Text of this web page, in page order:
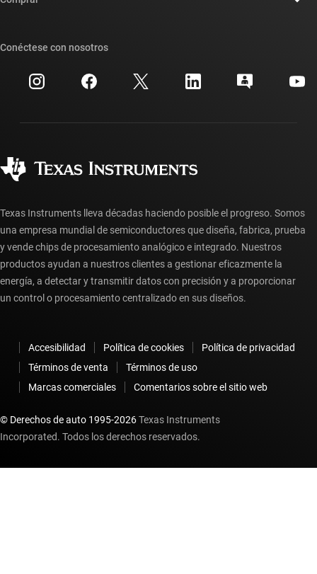
Relaciones con los inversionistas
Fabricación
Búsqueda de referencias cruzadas
Centro de atención al cliente
Preguntas frecuentes sobre la cuenta myTI
Preguntas frecuentes sobre pedidos
Conéctese con nosotros
Texas Instruments lleva décadas haciendo posible el progreso. Somos
una empresa mundial de semiconductores que diseña, fabrica, prueba
y vende chips de procesamiento analógico e integrado. Nuestros
productos ayudan a nuestros clientes a gestionar eficazmente la
energía, a detectar y transmitir datos con precisión y a proporcionar
un control o procesamiento centralizado en sus diseños.
Accesibilidad Política de cookies
Política de privacidad
Términos de venta
Términos de uso
Marcas comerciales
Comentarios sobre el sitio web
© Derechos de auto 1995-2026Texas Instruments
Incorporated. Todos los derechos reservados.